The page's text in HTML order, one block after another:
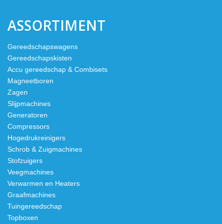
ASSORTIMENT
Gereedschapswagens
Gereedschapskisten
Accu gereedschap & Combisets
Magneetboren
Zagen
Slijpmachines
Generatoren
Compressors
Hogedrukreinigers
Schrob & Zuigmachines
Stofzuigers
Veegmachines
Verwarmen en Heaters
Graafmachines
Tuingereedschap
Topboxen